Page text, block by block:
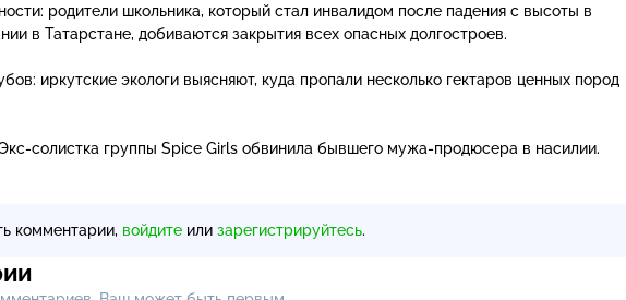
родители школьника, который стал инвалидом после падения с высоты в
в Татарстане, добиваются закрытия всех опасных долгостроев.
иркутские экологи выясняют, куда пропали несколько гектаров ценных пород
солистка группы Spice Girls обвинила бывшего мужа-продюсера в насилии.
комментарии, войдите или зарегистрируйтесь.